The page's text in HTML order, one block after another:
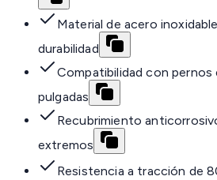
Material de acero
durabilidad
Compatibilidad con pernos
pulgadas
Recubrimiento
extremos
Resistencia a tracción de